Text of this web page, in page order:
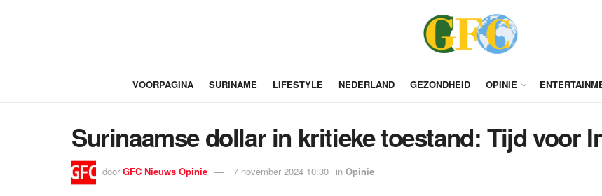
VOORPAGINA SURINAME LIFESTYLE NEDERLAND GEZONDHEID OPINIE
Surinaamse dollar in kritieke toestand: Tijd voor
door GFC Nieuws Opinie 7 november 2024 10:30 in Opinie